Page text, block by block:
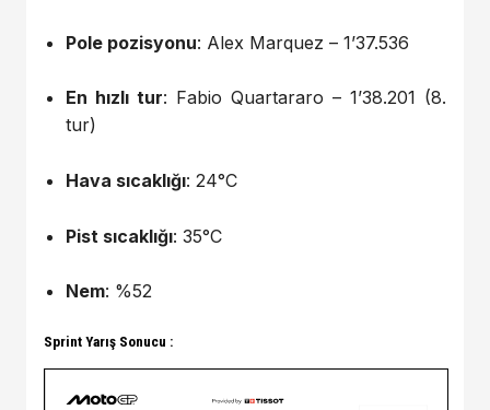
Pole pozisyonu: Alex Marquez – 1’37.536
En hızlı tur: Fabio Quartararo – 1’38.201 (8.
tur)
Hava sıcaklığı: 24°C
Pist sıcaklığı: 35°C
Nem: %52
Sprint Yarış Sonucu :